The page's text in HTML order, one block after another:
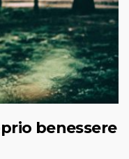
benessere